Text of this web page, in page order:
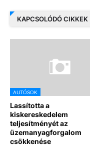
KAPCSOLÓDÓ CIKKEK
AUTÓSOK
Lassította a
kiskereskedelem
teljesítményét az
üzemanyagforgalom
csökkenése